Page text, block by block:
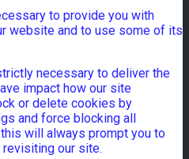
to provide you with
website and to use some of its
necessary to deliver the
impact how our site
or delete cookies by
and force blocking all
will always prompt you to
our site.